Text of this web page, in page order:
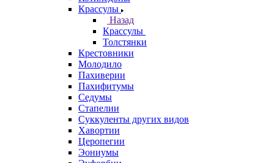
Крассулы
Назад
Крассулы
Толстянки
Крестовники
Молодило
Пахиверии
Пахифитумы
Седумы
Стапелии
Суккуленты других видов
Хавортии
Церопегии
Эониумы